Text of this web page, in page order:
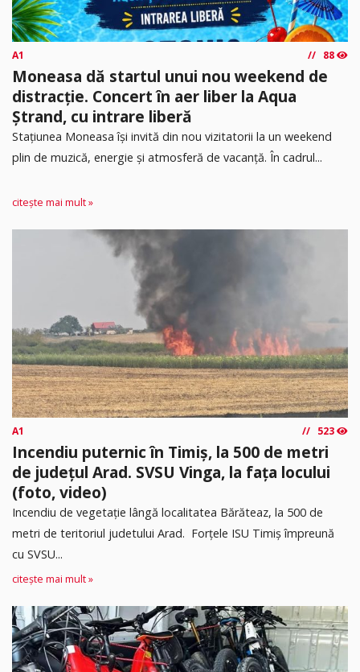
A1 88
Moneasa dă startul unui nou weekend de
distracție. Concert în aer liber la Aqua
Ștrand, cu intrare liberă
Stațiunea Moneasa își invită din nou vizitatorii la un weekend
plin de muzică, energie și atmosferă de vacanță. În cadrul...
citește mai mult »
A1 523
Incendiu puternic în Timiș, la 500 de metri
de județul Arad. SVSU Vinga, la fața locului
(foto, video)
Incendiu de vegetație lângă localitatea Bărăteaz, la 500 de
metri de teritoriul judetului Arad. Forțele ISU Timiș împreună
cu SVSU...
citește mai mult »